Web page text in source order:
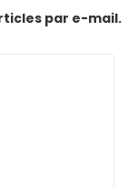
par e-mail.